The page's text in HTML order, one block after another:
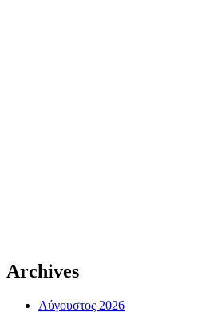
Archives
Αύγουστος 2026